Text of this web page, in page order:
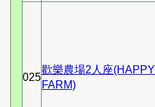
025
歡樂農場2人座(HAPPY
FARM)